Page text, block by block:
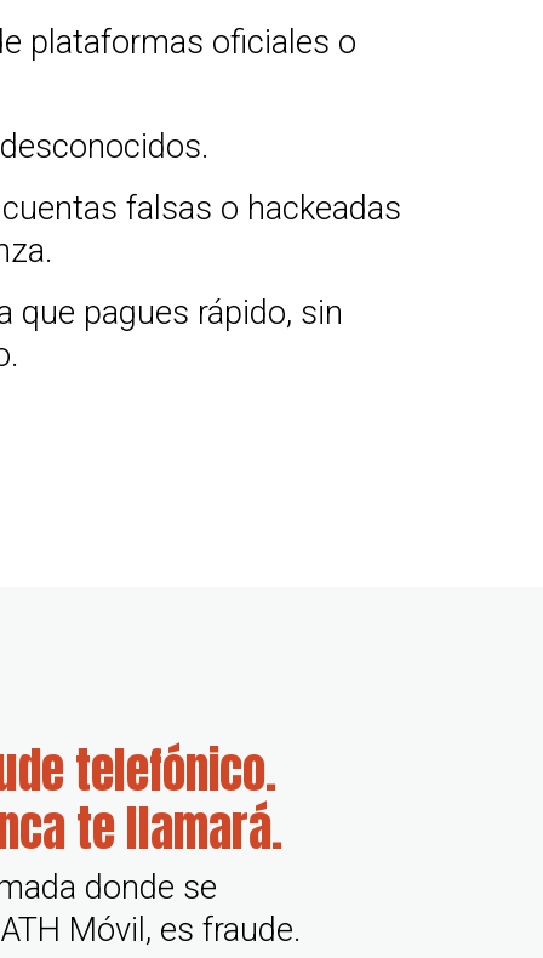
plataformas oficiales o
falsas o hackeadas
que pagues rápido, sin
telefónico.
te llamará.
donde se
Móvil, es fraude.